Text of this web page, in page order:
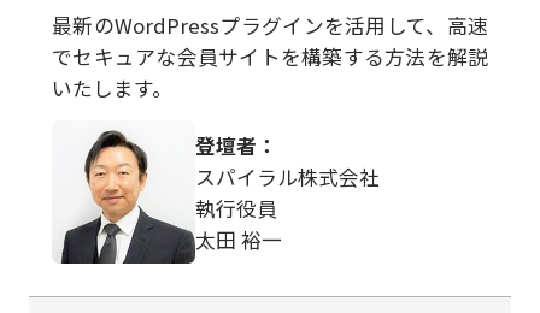
最新のWordPressプラグインを活用して、高速
でセキュアな会員サイトを構築する方法を解説
いたします。​
登壇者：
スパイラル株式会社
執行役員​
太田 裕一​